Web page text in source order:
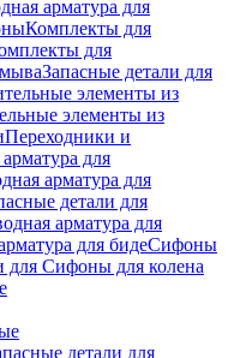
арматура для
Комплекты для
для
Запасные детали для
элементы из
элементы из
Переходники и
для
арматура для
детали для
арматура для
для бидеСифоны
для Сифоны для колена
детали для